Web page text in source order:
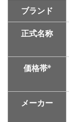
ブランド
正式名称
価格帯※
メーカー